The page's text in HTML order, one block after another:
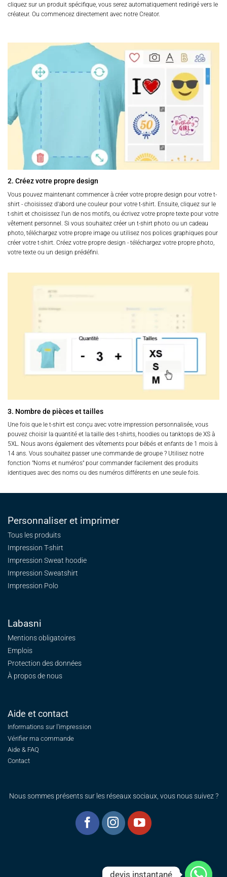
cliquez sur un produit spécifique, vous serez automatiquement redirigé vers le
créateur. Ou commencez directement avec notre Creator.
2. Créez votre propre design
Vous pouvez maintenant commencer à créer votre propre design pour votre t-
shirt - choisissez d'abord une couleur pour votre t-shirt. Ensuite, cliquez sur le
t-shirt et choisissez l'un de nos motifs, ou écrivez votre propre texte pour votre
vêtement personnel. Si vous souhaitez créer un t-shirt photo ou un cadeau
photo, téléchargez votre propre image ou utilisez nos polices graphiques pour
créer votre t-shirt. Créez votre propre design - téléchargez votre propre photo,
votre texte ou un design prédéfini.
3. Nombre de pièces et tailles
Une fois que le t-shirt est conçu avec votre impression personnalisée, vous
pouvez choisir la quantité et la taille des t-shirts, hoodies ou tanktops de XS à
5XL. Nous avons également des vêtements pour bébés et enfants de 1 mois à
14 ans. Vous souhaitez passer une commande de groupe ? Utilisez notre
fonction "Noms et numéros" pour commander facilement des produits
identiques avec des noms ou des numéros différents en une seule fois.
Personnaliser et imprimer
Tous les produits
Impression T-shirt
Impression Sweat hoodie
Impression Sweatshirt
Impression Polo
Labasni
Mentions obligatoires
Emplois
Protection des données
À propos de nous
Aide et contact
Informations sur l'impression
Vérifier ma commande
Aide & FAQ
Contact
Nous sommes présents sur les réseaux sociaux, vous nous suivez ?
devis instantané